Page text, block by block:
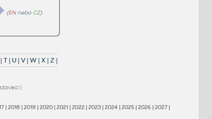
(ENnebo CZ)
T| U|V|W|X |Z |
|
| 2018 | 2019| 2020| 2021| 2022| 2023| 2024| 2025| 2026| 2027|